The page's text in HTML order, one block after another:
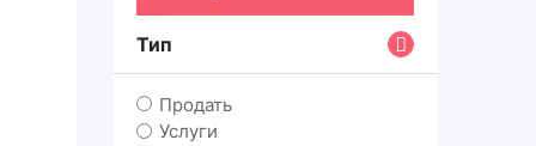
Тип
Продать
Услуги